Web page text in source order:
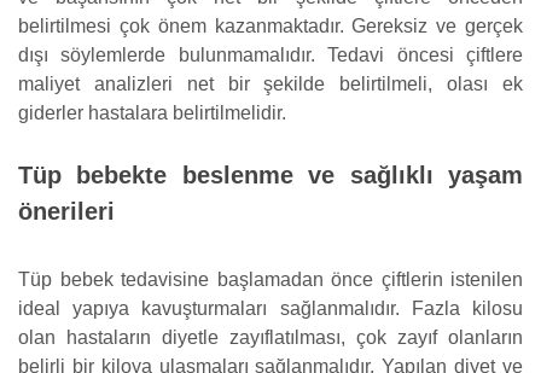
belirtilmesi çok önem kazanmaktadır. Gereksiz ve gerçek
dışı söylemlerde bulunmamalıdır. Tedavi öncesi çiftlere
maliyet analizleri net bir şekilde belirtilmeli, olası ek
giderler hastalara belirtilmelidir.
Tüp bebekte beslenme ve sağlıklı yaşam
önerileri
Tüp bebek tedavisine başlamadan önce çiftlerin istenilen
ideal yapıya kavuşturmaları sağlanmalıdır. Fazla kilosu
olan hastaların diyetle zayıflatılması, çok zayıf olanların
belirli bir kiloya ulaşmaları sağlanmalıdır. Yapılan diyet ve